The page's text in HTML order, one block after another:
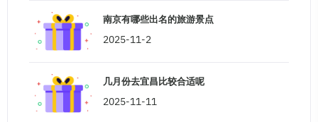
南京有哪些出名的旅游景点
2025-11-2
几月份去宜昌比较合适呢
2025-11-11